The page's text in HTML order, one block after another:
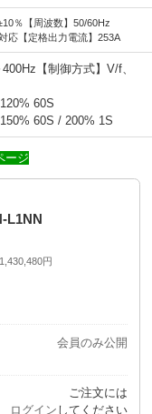
％【周波数】50/60Hz
応【定格出力電流】253A
【制御方式】V/f、
60S
60S / 200% 1S
ージ
L1NN
1,430,480円
会員のみ公開
ご注文には
ログイン してください